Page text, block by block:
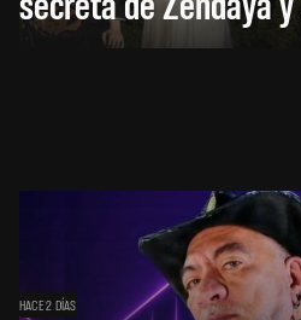
HACE 2 DÍAS